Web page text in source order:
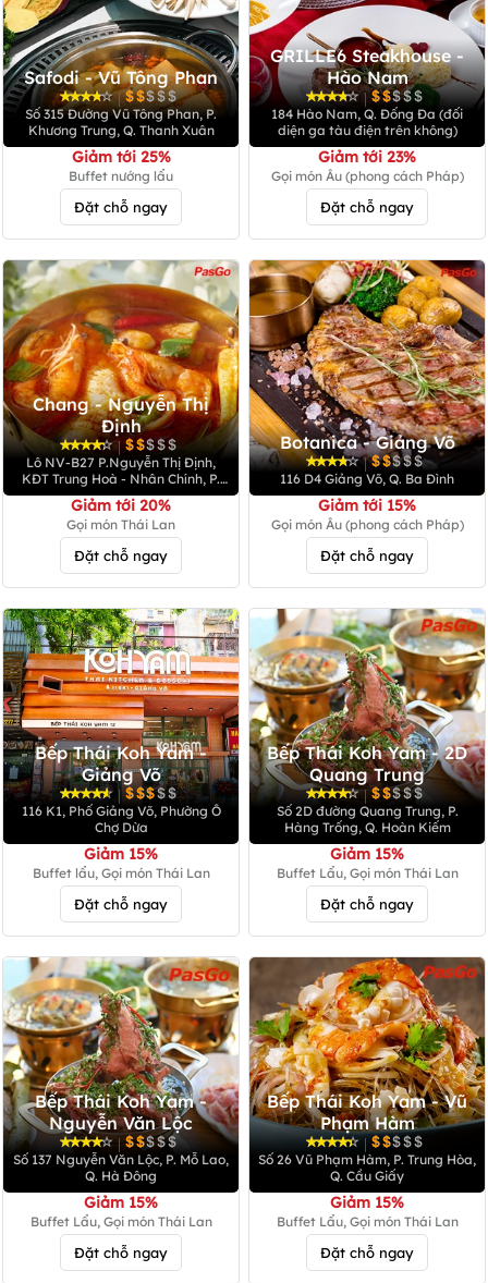
Safodi - Vũ Tông Phan
|
Số 315 Đường Vũ Tông Phan, P.
Khương Trung, Q. Thanh Xuân
Giảm tới 25%
Buffet nướng lẩu
Đặt chỗ ngay
GRILLE6 Steakhouse -
Hào Nam
|
184 Hào Nam, Q. Đống Đa (đối
diện ga tàu điện trên không)
Giảm tới 23%
Gọi món Âu (phong cách Pháp)
Đặt chỗ ngay
Chang - Nguyễn Thị
Định
|
Lô NV-B27 P.Nguyễn Thị Định,
KĐT Trung Hoà - Nhân Chính, P.
Nhân Chính, Q. Cầu Giấy
Giảm tới 20%
Gọi món Thái Lan
Đặt chỗ ngay
Botanica - Giảng Võ
|
116 D4 Giảng Võ, Q. Ba Đình
Giảm tới 15%
Gọi món Âu (phong cách Pháp)
Đặt chỗ ngay
Bếp Thái Koh Yam -
Giảng Võ
|
116 K1, Phố Giảng Võ, Phường Ô
Chợ Dừa
Giảm 15%
Buffet lẩu, Gọi món Thái Lan
Đặt chỗ ngay
Bếp Thái Koh Yam - 2D
Quang Trung
|
Số 2D đường Quang Trung, P.
Hàng Trống, Q. Hoàn Kiếm
Giảm 15%
Buffet Lẩu, Gọi món Thái Lan
Đặt chỗ ngay
Bếp Thái Koh Yam -
Nguyễn Văn Lộc
|
Số 137 Nguyễn Văn Lộc, P. Mỗ Lao,
Q. Hà Đông
Giảm 15%
Buffet Lẩu, Gọi món Thái Lan
Đặt chỗ ngay
Bếp Thái Koh Yam - Vũ
Phạm Hàm
|
Số 26 Vũ Phạm Hàm, P. Trung Hòa,
Q. Cầu Giấy
Giảm 15%
Buffet Lẩu, Gọi món Thái Lan
Đặt chỗ ngay